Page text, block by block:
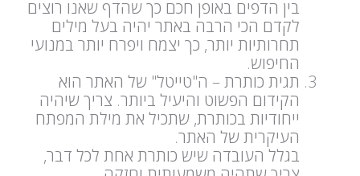
בין הדפים באופן חכם כך שהדף שאנו רוצים
לקדם הכי הרבה באתר יהיה בעל מילים
תחרותיות יותר, כך יצמח ויפרח יותר במנועי
החיפוש.
תגית כותרת – ה"טייטל" של האתר הוא
הקידום הפשוט והיעיל ביותר. צריך שיהיה
ייחודיות בכותרת, שתכיל את מילת המפתח
העיקרית של האתר.
בגלל העובדה שיש כותרת אחת לכל דבר,